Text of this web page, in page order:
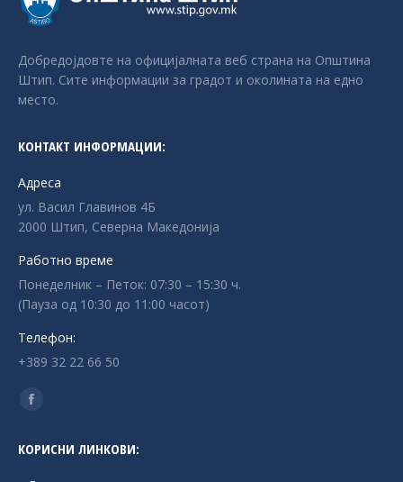
Добредојдовте на официјалната веб страна на Општина
Штип. Сите информации за градот и околината на едно
место.
КОНТАКТ ИНФОРМАЦИИ:
Адреса
ул. Васил Главинов 4Б
2000 Штип, Северна Македонија
Работно време
Понеделник – Петок: 07:30 – 15:30 ч.
(Пауза од 10:30 до 11:00 часот)
Телефон:
+389 32 22 66 50
Find us on:
Facebook
opens
КОРИСНИ ЛИНКОВИ: